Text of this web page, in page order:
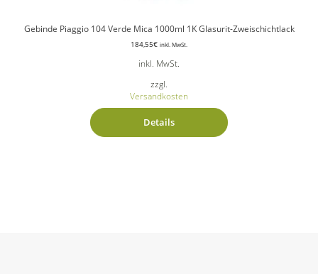
Gebinde Piaggio 104 Verde Mica 1000ml 1K Glasurit-Zweischichtlack
184,55€ inkl. MwSt.
inkl. MwSt.
zzgl.
Versandkosten
Details